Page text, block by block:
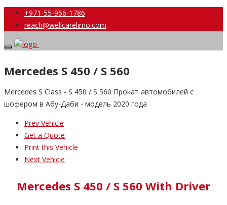
+971-55-966-1786
reach@wellcarelimo.com
Mercedes S 450 / S 560
Mercedes S Class - S 450 / S 560 Прокат автомобилей с
шофером в Абу-Даби - модель 2020 года
Prev Vehicle
Get a Quote
Print this Vehicle
Next Vehicle
Mercedes S 450 / S 560 With Driver